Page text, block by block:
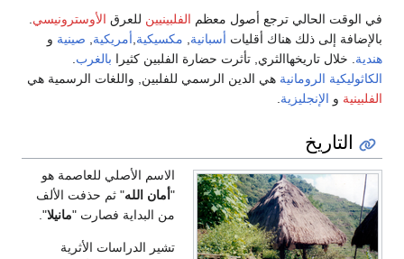
في الوقت الحالي ترجع أصول معظم الفلبينيين للعرق الأوسترونيسي.
بالإضافة إلى ذلك هناك أقليات أسبانية, مكسيكية,أمريكية, صينية و
هندية. خلال تاريخهاالثري, تأثرت حضارة الفلبين كثيرا بالغرب.
الكاثوليكية الرومانية هي الدين الرسمي للفلبين, واللغات الرسمية هي
الفلبينية و الإنجليزية.
التاريخ
الاسم الأصلي للعاصمة هو
"أمان الله" ثم حذفت الألف
من البداية فصارت "مانيلا".
تشير الدراسات الأثرية